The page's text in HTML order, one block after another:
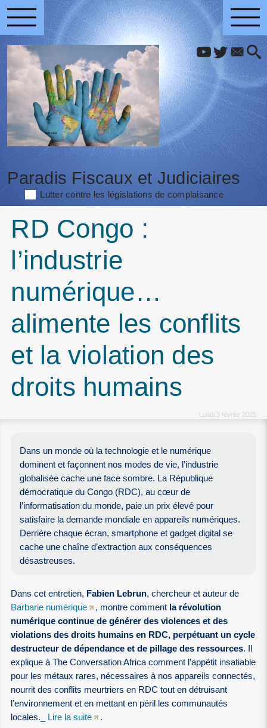
Paradis Fiscaux et Judiciaires
Lutter contre les législations de complaisance
RD Congo :
l’industrie
numérique…
alimente les conflits
et la violation des
droits humains
Lundi 3 février 2025
Dans un monde où la technologie et le numérique
dominent et façonnent nos modes de vie, l’industrie
globalisée cache une face sombre. La République
démocratique du Congo (RDC), au cœur de
l’informatisation du monde, paie un prix élevé pour
satisfaire la demande mondiale en appareils numériques.
Derrière chaque écran, smartphone et gadget digital se
cache une chaîne d’extraction aux conséquences
désastreuses.
Dans cet entretien, Fabien Lebrun, chercheur et auteur de
Barbarie numérique
, montre comment la révolution
numérique continue de générer des violences et des
violations des droits humains en RDC, perpétuant un cycle
destructeur de dépendance et de pillage des ressources. Il
explique à The Conversation Africa comment l’appétit insatiable
pour les métaux rares, nécessaires à nos appareils connectés,
nourrit des conflits meurtriers en RDC tout en détruisant
l’environnement et en mettant en péril les communautés
locales._
Lire la suite .